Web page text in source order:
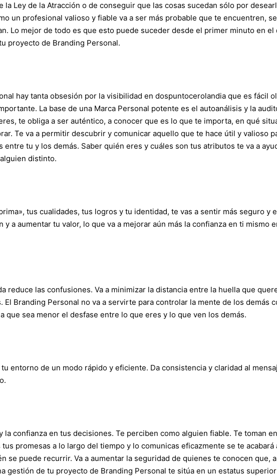
la Ley de la Atracción o de conseguir que las cosas sucedan sólo por
un profesional valioso y fiable va a ser más probable que te encuentren, se
Lo mejor de todo es que esto puede suceder desde el primer minuto en el
proyecto de Branding Personal.
hay tanta obsesión por la visibilidad en dospuntocerolandia que es fácil
La base de una Marca Personal potente es el autoanálisis y la
te obliga a ser auténtico, a conocer que es lo que te importa, en qué
Te va a permitir descubrir y comunicar aquello que te hace útil y valioso
entre tu y los demás. Saber quién eres y cuáles son tus atributos te va a
distinto.
tus cualidades, tus logros y tu identidad, te vas a sentir más seguro y
a aumentar tu valor, lo que va a mejorar aún más la confianza en ti mismo
reduce las confusiones. Va a minimizar la distancia entre la huella que
Branding Personal no va a servirte para controlar la mente de los demás
que sea menor el desfase entre lo que eres y lo que ven los demás.
entorno de un modo rápido y eficiente. Da consistencia y claridad al
confianza en tus decisiones. Te perciben como alguien fiable. Te toman
promesas a lo largo del tiempo y lo comunicas eficazmente se te acabará
se puede recurrir. Va a aumentar la seguridad de quienes te conocen que,
gestión de tu proyecto de Branding Personal te sitúa en un estatus